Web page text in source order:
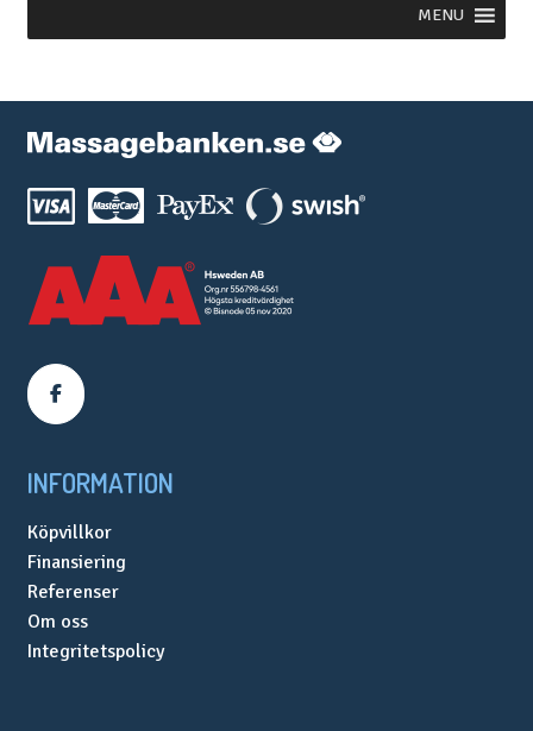
kan
på
produktsidan
MENU
INFORMATION
Köpvillkor
Finansiering
Referenser
Om oss
Integritetspolicy